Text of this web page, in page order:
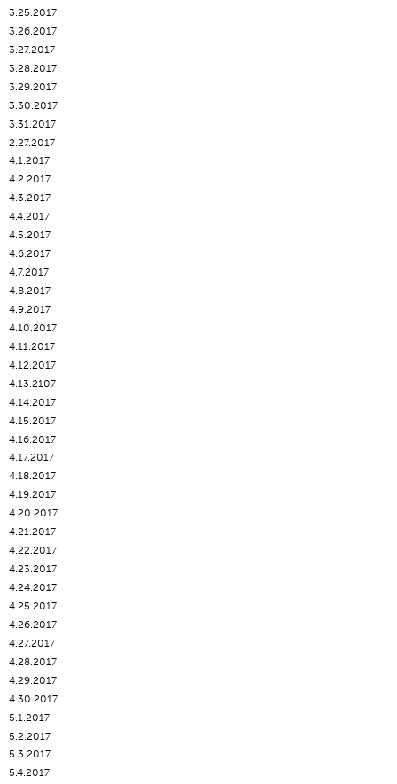
3.25.2017
3.26.2017
3.27.2017
3.28.2017
3.29.2017
3.30.2017
3.31.2017
2.27.2017
4.1.2017
4.2.2017
4.3.2017
4.4.2017
4.5.2017
4.6.2017
4.7.2017
4.8.2017
4.9.2017
4.10.2017
4.11.2017
4.12.2017
4.13.2107
4.14.2017
4.15.2017
4.16.2017
4.17.2017
4.18.2017
4.19.2017
4.20.2017
4.21.2017
4.22.2017
4.23.2017
4.24.2017
4.25.2017
4.26.2017
4.27.2017
4.28.2017
4.29.2017
4.30.2017
5.1.2017
5.2.2017
5.3.2017
5.4.2017